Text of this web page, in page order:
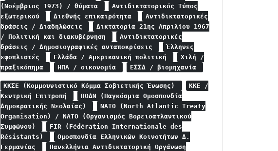
(Νοέμβριος 1973) / θύματα
Αντιδικτατορικός Τύπος
εξωτερικού
Διεθνής επικαιρότητα
Αντιδικτατορικές
δράσεις / Διαδηλώσεις
Δικτατορία 21ης Απριλίου 1967
/ Πολιτική και διακυβέρνηση
Αντιδικτατορικές
δράσεις / Δημοσιογραφικές ανταποκρίσεις
Έλληνες
εφοπλιστές
Ελλάδα / Αμερικανική πολιτική
Χιλή /
πραξικόπημα
ΗΠΑ / οικονομία ΕΣΣΔ / βιομηχανία
ΚΚΣΕ (Κομμουνιστικό Κόμμα Σοβιετικής Ένωσης)
ΚΚΕ /
Κεντρική Επιτροπή
ΠΟΔΝ (Παγκόσμια Ομοσπονδία
Δημοκρατικής Νεολαίας)
NATO (North Atlantic Treaty
Organisation) / NATO (Οργανισμός Βορειοατλαντικού
Συμφώνου)
FIR (Fédération Internationale des
Résistants)
Ομοσπονδία Ελληνικών Κοινοτήτων Δ.
Γερμανίας
Πανελλήνια Αντιδικτατορική Οργάνωση